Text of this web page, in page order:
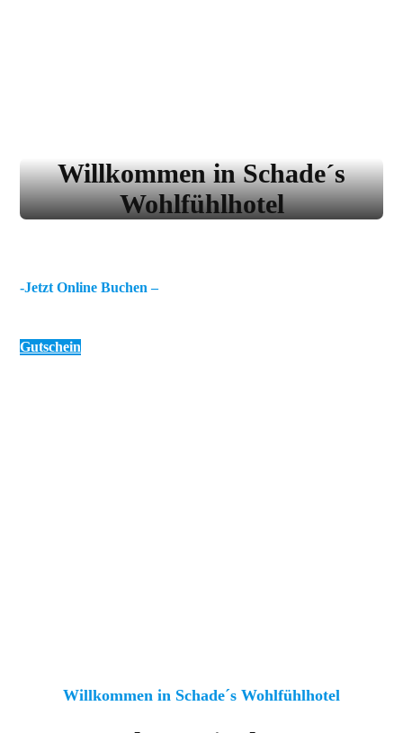
Willkommen in Schade´s
Wohlfühlhotel
-Jetzt Online Buchen –
Gutschein
Willkommen in Schade´s Wohlfühlhotel